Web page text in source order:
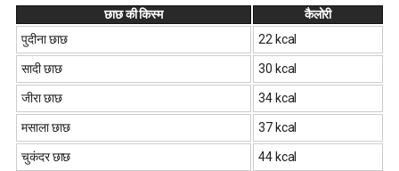
छाछ की किस्म
कैलोरी
पुदीना छाछ
22 kcal
सादी छाछ 30 kcal
जीरा छाछ 34 kcal
मसाला छाछ 37 kcal
चुकंदर छाछ 44 kcal